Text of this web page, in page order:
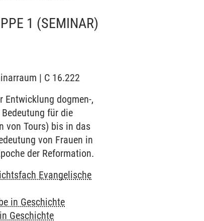
1 (SEMINAR)
| C 16.222
Entwicklung dogmen-,
für die
von Tours) bis in das
von Frauen in
der Reformation.
Evangelische
in Geschichte
Geschichte